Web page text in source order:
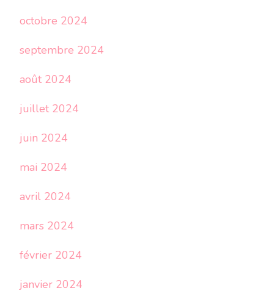
octobre 2024
septembre 2024
août 2024
juillet 2024
juin 2024
mai 2024
avril 2024
mars 2024
février 2024
janvier 2024